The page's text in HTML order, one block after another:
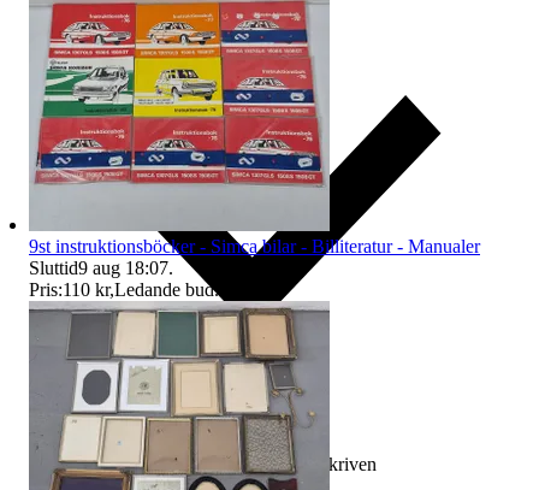
Ersättning om varan inte är som beskriven
9st instruktionsböcker - Simca bilar - Billiteratur - Manualer
Sluttid9 aug 18:07.
Pris:110 kr,Ledande bud.